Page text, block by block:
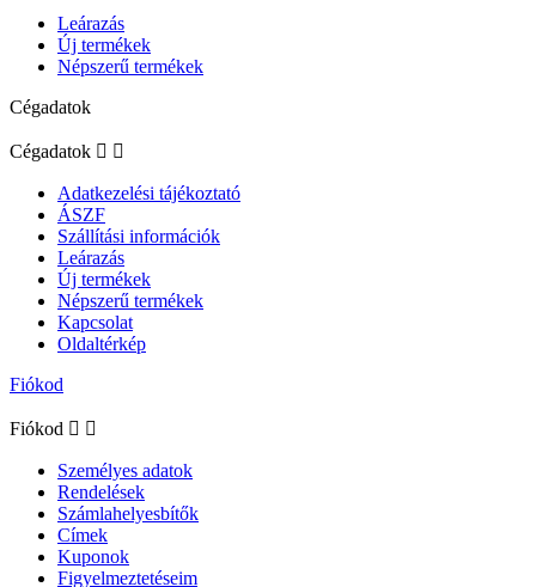
Leárazás
Új termékek
Népszerű termékek
Cégadatok
Cégadatok  
Adatkezelési tájékoztató
ÁSZF
Szállítási információk
Leárazás
Új termékek
Népszerű termékek
Kapcsolat
Oldaltérkép
Fiókod
Fiókod  
Személyes adatok
Rendelések
Számlahelyesbítők
Címek
Kuponok
Figyelmeztetéseim